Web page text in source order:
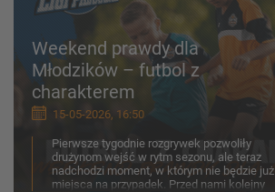
Weekend prawdy dla
Młodzików – futbol z
charakterem
15-05-2026, 16:50
Pierwsze tygodnie rozgrywek pozwoliły
drużynom wejść w rytm sezonu, ale teraz
nadchodzi moment, w którym nie będzie już
miejsca na przypadek. Przed nami kolejny